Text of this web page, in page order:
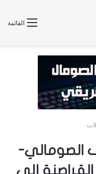
القائمة
الصومالي-
إلى